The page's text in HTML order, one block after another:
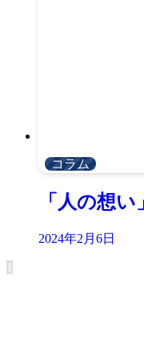
コラム
「人の想
2024年2月6日
1